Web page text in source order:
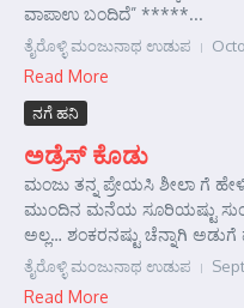
ವಾಪಾಉ ಬಂದಿದೆ” *****...
ತೈರೊಳ್ಳಿ ಮಂಜುನಾಥ ಉಡುಪ
Read More
ನಗೆ ಹನಿ
ಅಡ್ರೆಸ್ ಕೊಡು
ಮಂಜು ತನ್ನ ಪ್ರೇಯಸಿ ಶೀಲಾ ಗೆ
ಮುಂದಿನ ಮನೆಯ ಸೂರಿಯಷ್ಟು
ಅಲ್ಲ… ಶಂಕರನಷ್ಟು ಚೆನ್ನಾಗಿ
ತೈರೊಳ್ಳಿ ಮಂಜುನಾಥ ಉಡುಪ
Read More